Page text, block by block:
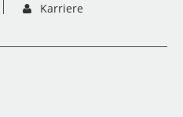
Karriere